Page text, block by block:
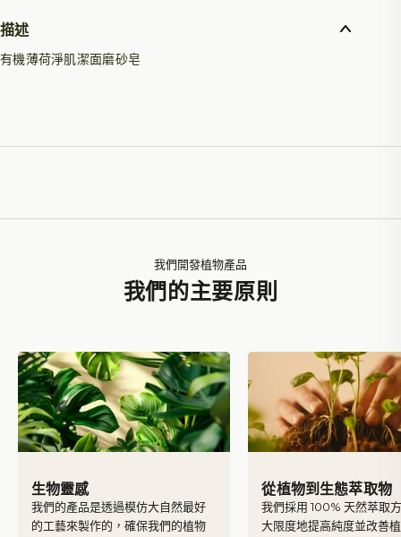
描述
有機薄荷淨肌潔面磨砂皂
我們開發植物產品
我們的主要原則
生物靈感
我們的產品是透過模仿大自然最好
的工藝來製作的，確保我們的植物
從植物到生態萃取物
我們採用 100% 天然萃取
大限度地提高純度並改善